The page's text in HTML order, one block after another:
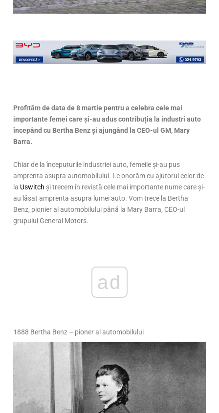
Profităm de data de 8 martie pentru a celebra cele mai
importante femei care și-au adus contribuția la industri auto
începând cu Bertha Benz și ajungând la CEO-ul GM, Mary
Barra.
Chiar de la începuturile industriei auto, femeile și-au pus
amprenta asupra automobilului. Le onorăm cu ajutorul celor de
la Uswitch și trecem în revistă cele mai importante nume care și-
au lăsat amprenta asupra lumei auto. Vom trece la Bertha
Benz, pionier al automobilului până la Mary Barra, CEO-ul
grupului General Motors.
ad
1888 Bertha Benz – pioner al automobilului